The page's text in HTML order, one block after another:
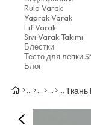
Rulo Varak
Yaprak Varak
Lif Varak
Sıvı Varak Takımı
Блестки
Тесто для лепки
Блог